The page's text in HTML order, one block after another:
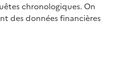
chronologiques. On
des données financières